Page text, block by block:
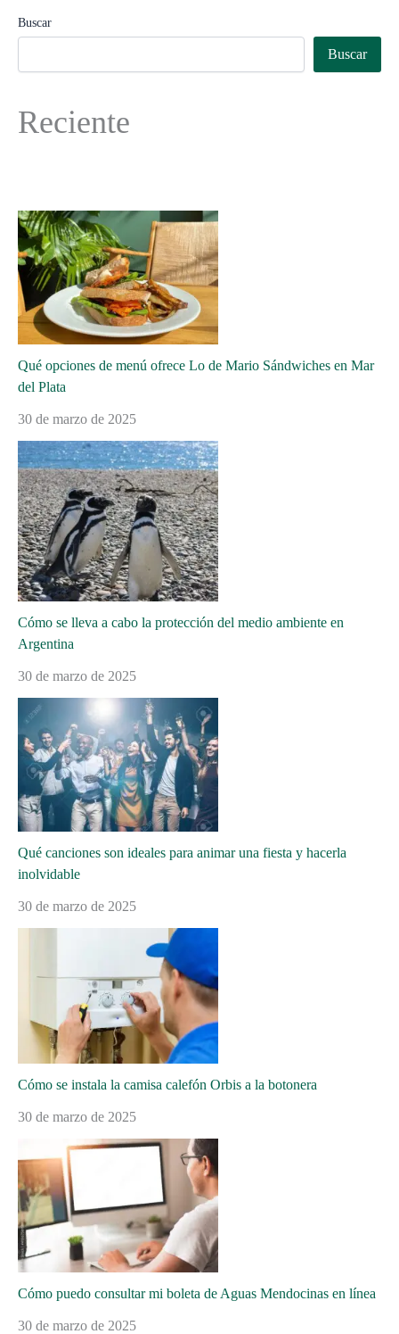
Buscar
Buscar
Reciente
Qué opciones de menú ofrece Lo de Mario Sándwiches en Mar
del Plata
30 de marzo de 2025
Cómo se lleva a cabo la protección del medio ambiente en
Argentina
30 de marzo de 2025
Qué canciones son ideales para animar una fiesta y hacerla
inolvidable
30 de marzo de 2025
Cómo se instala la camisa calefón Orbis a la botonera
30 de marzo de 2025
Cómo puedo consultar mi boleta de Aguas Mendocinas en línea
30 de marzo de 2025